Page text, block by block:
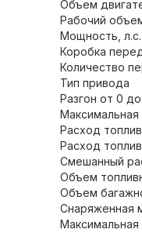
Мощность, л.с.
Коробка
Тип привода
Разгон от 0
Расход
Расход
Смешанный